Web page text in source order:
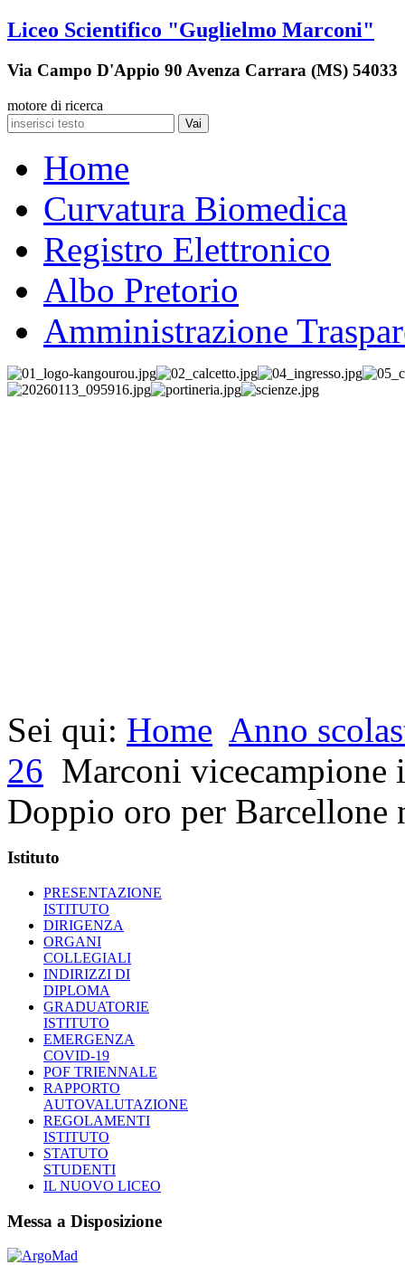
Liceo Scientifico "Guglielmo Marconi"
Via Campo D'Appio 90 Avenza Carrara (MS) 54033
motore di ricerca
Vai
Home
Curvatura Biomedica
Registro Elettronico
Albo Pretorio
Amministrazione
Sei qui: Home Anno
26 Marconi vicecampione
Doppio oro per
Istituto
PRESENTAZIONE
ISTITUTO
DIRIGENZA
ORGANI
COLLEGIALI
INDIRIZZI DI
DIPLOMA
GRADUATORIE
ISTITUTO
EMERGENZA
COVID-19
POF TRIENNALE
RAPPORTO
AUTOVALUTAZIONE
REGOLAMENTI
ISTITUTO
STATUTO
STUDENTI
IL NUOVO LICEO
Messa a Disposizione